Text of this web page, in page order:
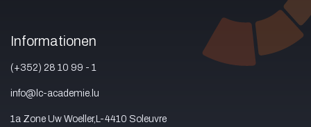
Informationen
(+352) 28 10 99 - 1
info@lc-academie.lu
1a Zone Uw Woeller,L-4410 Soleuvre